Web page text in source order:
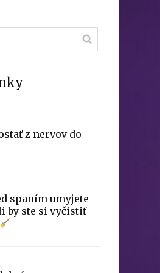
z nervov do
spaním umyjete
by ste si vyčistiť